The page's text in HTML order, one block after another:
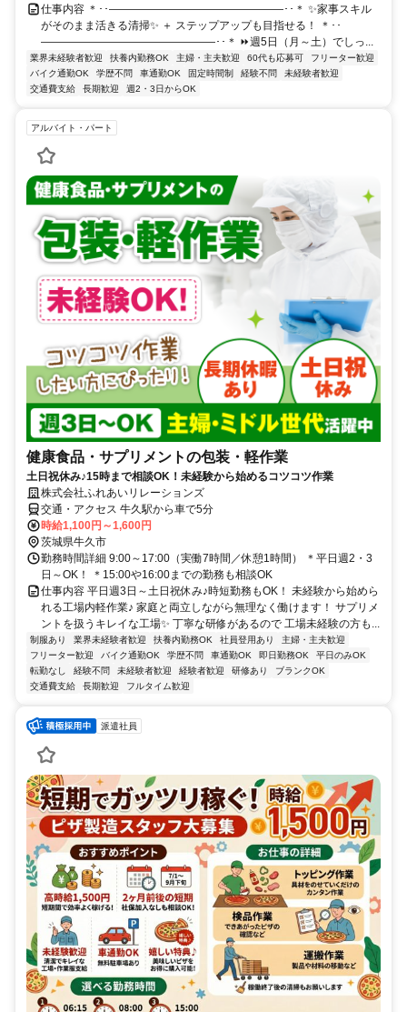
仕事内容 ＊･･――――――――――――――――･･＊ ✨家事スキル
がそのまま活きる清掃✨ ＋ ステップアップも目指せる！ ＊･･
――――――――――――――――･･＊ ⏩週5日（月～土）でしっ...
業界未経験者歓迎 扶養内勤務OK 主婦・主夫歓迎 60代も応募可
フリーター歓迎
バイク通勤OK
学歴不問 車通勤OK 固定時間制 経験不問
未経験者歓迎
交通費支給
長期歓迎 週2・3日からOK
アルバイト・パート
健康食品・サプリメントの包装・軽作業
土日祝休み♪15時まで相談OK！未経験から始めるコツコツ作業
株式会社ふれあいリレーションズ
交通・アクセス 牛久駅から車で5分
時給1,100円～1,600円
茨城県牛久市
勤務時間詳細 9:00～17:00（実働7時間／休憩1時間） ＊平日週2・3
日～OK！ ＊15:00や16:00までの勤務も相談OK
仕事内容 平日週3日～土日祝休み♪時短勤務もOK！ 未経験から始めら
れる工場内軽作業♪ 家庭と両立しながら無理なく働けます！ サプリメ
ントを扱うキレイな工場✨ 丁寧な研修があるので 工場未経験の方も...
制服あり 業界未経験者歓迎 扶養内勤務OK 社員登用あり
主婦・主夫歓迎
フリーター歓迎
バイク通勤OK 学歴不問 車通勤OK 即日勤務OK
平日のみOK
転勤なし
経験不問 未経験者歓迎 経験者歓迎 研修あり
ブランクOK
交通費支給
長期歓迎 フルタイム歓迎
派遣社員